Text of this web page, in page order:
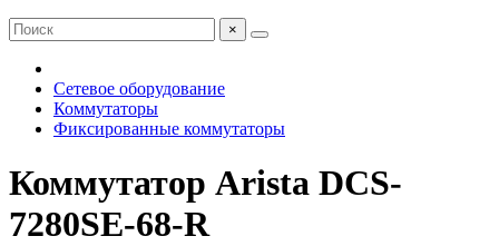
×
Сетевое оборудование
Коммутаторы
Фиксированные коммутаторы
Коммутатор Arista DCS-
7280SE-68-R